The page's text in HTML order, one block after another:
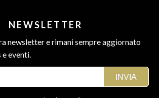
NEWSLETTER
newsletter e rimani sempre aggiornato
e eventi.